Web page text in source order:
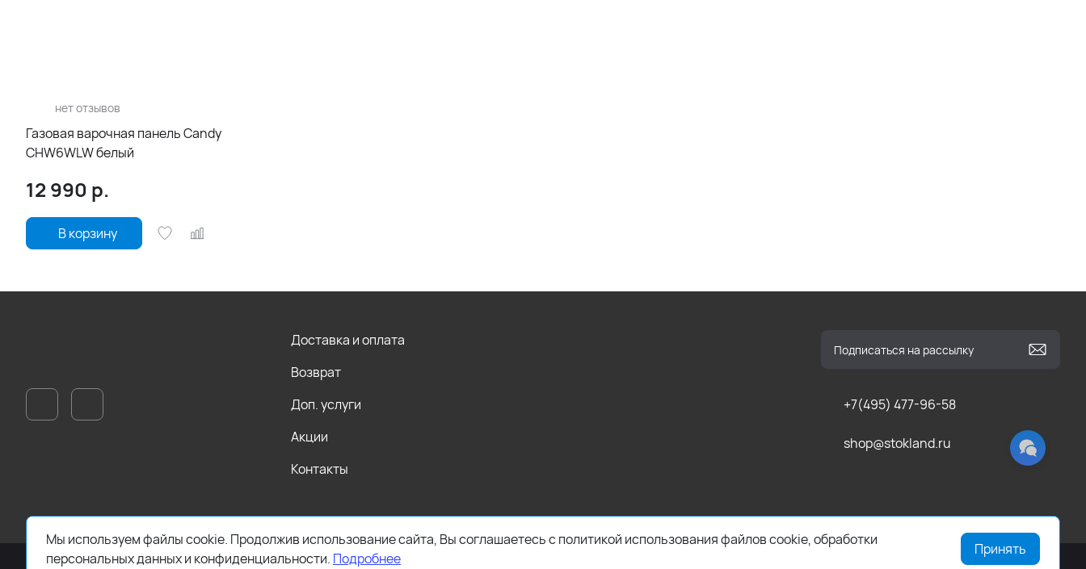
нет отзывов
Газовая варочная панель Candy
CHW6WLW белый
12 990 р.
В корзину
+7(495) 477-96-58
shop@stokland.ru
Доставка и оплата
Возврат
Доп. услуги
Акции
Контакты
Мы используем файлы cookie. Продолжив использование сайта, Вы соглашаетесь с политикой использования файлов cookie, обработки
персональных данных и конфиденциальности. Подробнее
Принять